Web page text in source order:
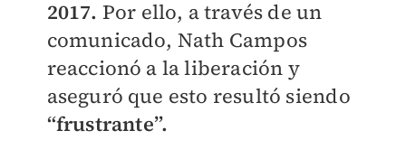
2017. Por ello, a través de un
comunicado, Nath Campos
reaccionó a la liberación y
aseguró que esto resultó siendo
“frustrante”.